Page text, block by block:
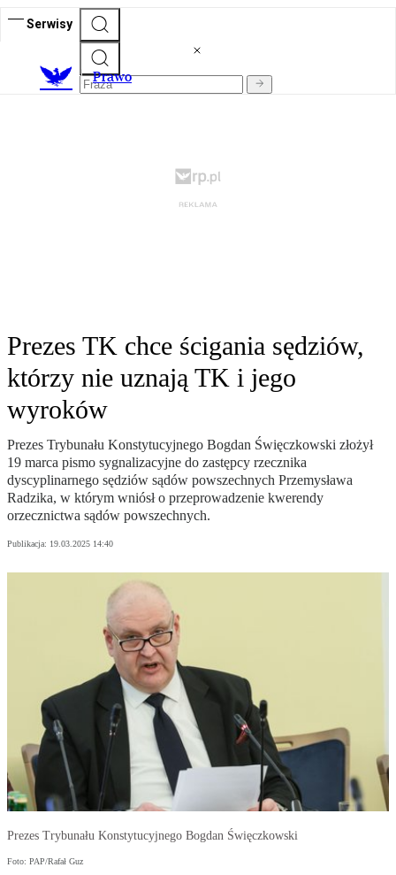
Serwisy
Prawo
Prezes TK chce ścigania sędziów,
którzy nie uznają TK i jego
wyroków
Prezes Trybunału Konstytucyjnego Bogdan Święczkowski złożył
19 marca pismo sygnalizacyjne do zastępcy rzecznika
dyscyplinarnego sędziów sądów powszechnych Przemysława
Radzika, w którym wniósł o przeprowadzenie kwerendy
orzecznictwa sądów powszechnych.
Publikacja: 19.03.2025 14:40
Prezes Trybunału Konstytucyjnego Bogdan Święczkowski
Foto: PAP/Rafał Guz